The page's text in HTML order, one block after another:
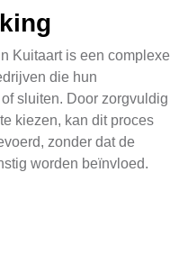
Kuitaart is een complexe
die hun
sluiten. Door zorgvuldig
kiezen, kan dit proces
zonder dat de
worden beïnvloed.